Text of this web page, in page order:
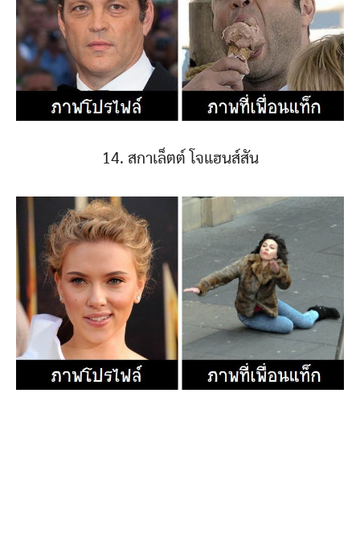
14. สกาเล็ตต์ โจแฮนส์สัน